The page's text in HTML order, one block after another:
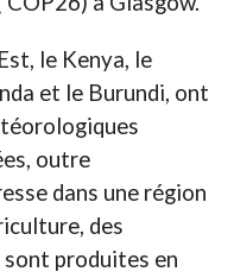
le Kenya, le
et le Burundi, ont
outre
dans une région
des
produites en